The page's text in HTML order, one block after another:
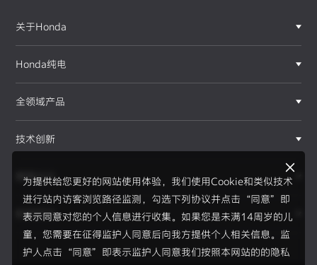
为提供给您更好的网站使用体验，我们使用Cookie和类似技术
进行站内访客浏览路径监测，勾选下列协议并点击“同意”即
表示同意对您的个人信息进行收集。如果您是未满14周岁的儿
童，您需要在征得监护人同意后向我方提供个人相关信息。监
护人点击“同意”即表示监护人同意我们按照本网站的的隐私
关于Honda
Honda纯电
全领域产品
技术创新
赛事运动
新闻资讯
F1®赛事